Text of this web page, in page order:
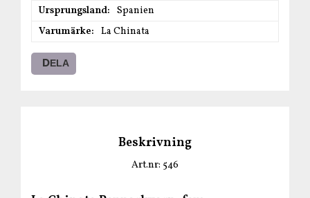
Ursprungsland
Spanien
Varumärke
La Chinata
DELA
Beskrivning
Art.nr: 546